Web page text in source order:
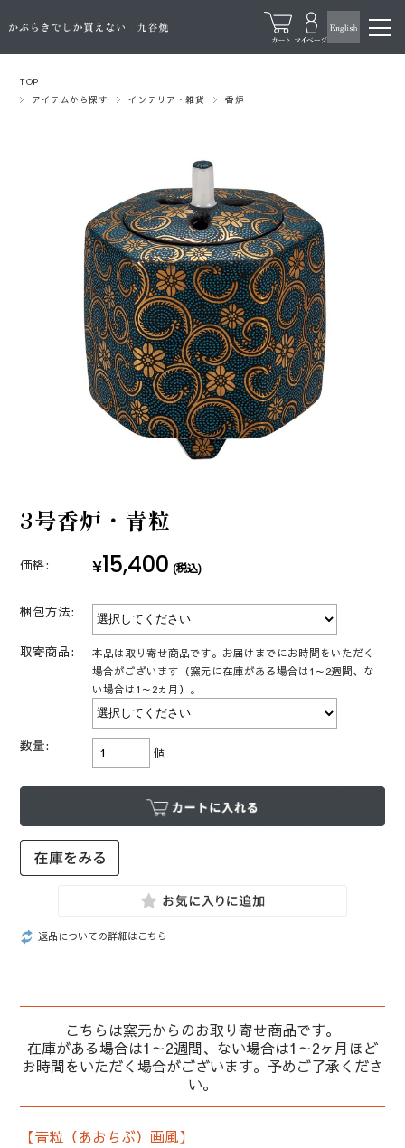
TOP
アイテムから探す
インテリア・雑貨 香炉
3号香炉・青粒
価格: ¥15,400 (税込)
梱包方法:
取寄商品:
本品は取り寄せ商品です。お届けまでにお時間をいただく
場合がございます（窯元に在庫がある場合は1～2週間、な
い場合は1～2ヵ月）。
数量: 個
返品についての詳細はこちら
こちらは窯元からのお取り寄せ商品です。
在庫がある場合は1～2週間、ない場合は1～2ヶ月ほど
お時間をいただく場合がございます。予めご了承くださ
い。
【青粒（あおちぶ）画風】